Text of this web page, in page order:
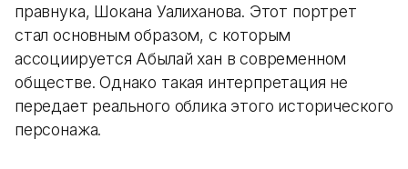
правнука, Шокана Уалиханова. Этот портрет
стал основным образом, с которым
ассоциируется Абылай хан в современном
обществе. Однако такая интерпретация не
передает реального облика этого исторического
персонажа.